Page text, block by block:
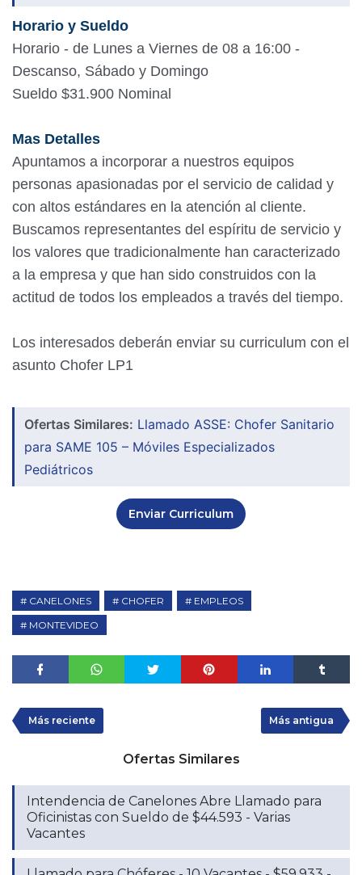
Horario y Sueldo
Horario - de Lunes a Viernes de 08 a 16:00 -
Descanso, Sábado y Domingo
Sueldo $31.900 Nominal
Mas Detalles
Apuntamos a incorporar a nuestros equipos
personas apasionadas por el servicio de calidad y
con altos estándares en la atención al cliente.
Buscamos representantes del espíritu de servicio y
los valores que tradicionalmente han caracterizado
a la empresa y que han sido construidos con la
actitud de todos los empleados a través del tiempo.
Los interesados deberán enviar su curriculum con el
asunto Chofer LP1
Ofertas Similares: Llamado ASSE: Chofer Sanitario
para SAME 105 – Móviles Especializados
Pediátricos
Enviar Curriculum
CANELONES CHOFER
EMPLEOS
MONTEVIDEO
Más reciente Más antigua
Ofertas Similares
Intendencia de Canelones Abre Llamado para
Oficinistas con Sueldo de $44.593 - Varias
Vacantes